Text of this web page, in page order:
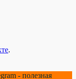
.
- полезная